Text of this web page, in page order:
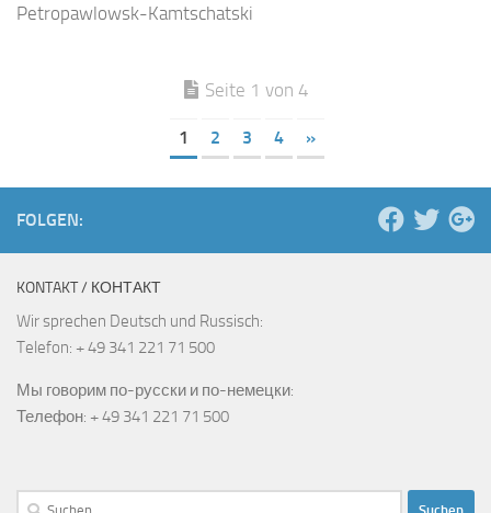
Petropawlowsk-Kamtschatski
Seite 1 von 4
1 2 3 4 »
FOLGEN:
KONTAKT / КОНТАКТ
Wir sprechen Deutsch und Russisch:
Telefon: + 49 341 221 71 500
Мы говорим по-русски и по-немецки:
Телефон: + 49 341 221 71 500
Suchen